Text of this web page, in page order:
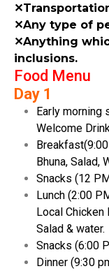
✕Any type of
✕Anything
inclusions.
Food Menu
Day 1
Early morning
Welcome
Bhuna, Salad,
Snacks (12
Lunch (2:00
Local Chicken
Salad & water.
Snacks (6:00
Dinner (9:30